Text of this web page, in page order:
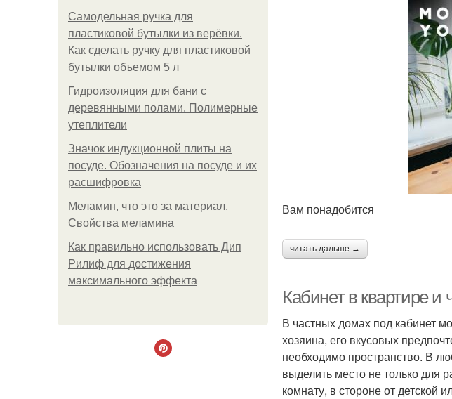
Самодельная ручка для
пластиковой бутылки из верёвки.
Как сделать ручку для пластиковой
бутылки объемом 5 л
Гидроизоляция для бани с
деревянными полами. Полимерные
утеплители
Значок индукционной плиты на
посуде. Обозначения на посуде и их
расшифровка
Меламин, что это за материал.
Свойства меламина
Как правильно использовать Дип
Рилиф для достижения
максимального эффекта
Вам понадобится
читать дальше →
Кабинет в квартире
В частных домах под кабинет
хозяина, его вкусовых
необходимо пространство. В
выделить место не только для
комнату, в стороне от детской